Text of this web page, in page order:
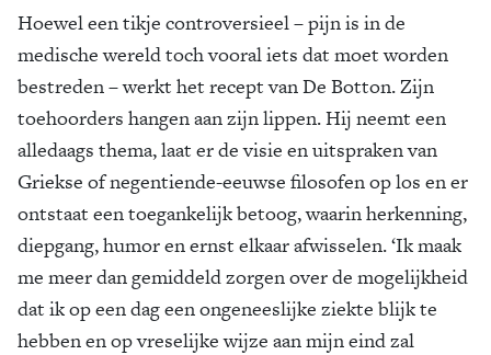
Hoewel een tikje controversieel – pijn is in de
medische wereld toch vooral iets dat moet worden
bestreden – werkt het recept van De Botton. Zijn
toehoorders hangen aan zijn lippen. Hij neemt een
alledaags thema, laat er de visie en uitspraken van
Griekse of negentiende-eeuwse filosofen op los en er
ontstaat een toegankelijk betoog, waarin herkenning,
diepgang, humor en ernst elkaar afwisselen. ‘Ik maak
me meer dan gemiddeld zorgen over de mogelijkheid
dat ik op een dag een ongeneeslijke ziekte blijk te
hebben en op vreselijke wijze aan mijn eind zal